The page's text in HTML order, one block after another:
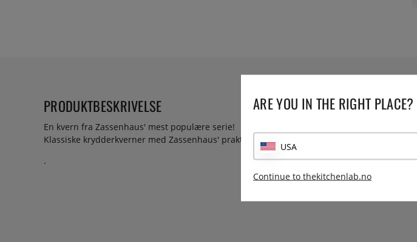
PRODUKTBESKRIVELSE
En kvern fra Zassenhaus' mest populære serie!
Klassiske krydderkverner med Zassenhaus' praktisk talt uforgjengelige mølleverk.
.
ARE YOU IN THE RIGHT PLACE?
USA
Continue to thekitchenlab.no